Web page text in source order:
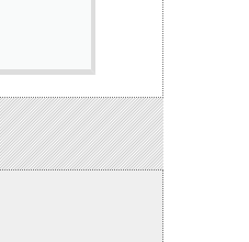
6 août 2026